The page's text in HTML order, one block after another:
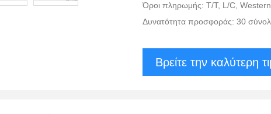
Όροι πληρωμής: T/T, L/C,
Δυνατότητα προσφοράς: 30
Βρείτε την καλύτερη